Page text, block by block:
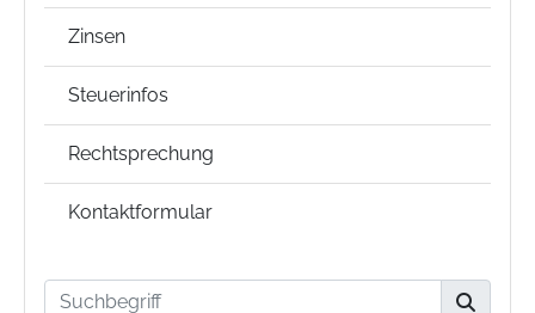
Zinsen
Steuerinfos
Rechtsprechung
Kontaktformular